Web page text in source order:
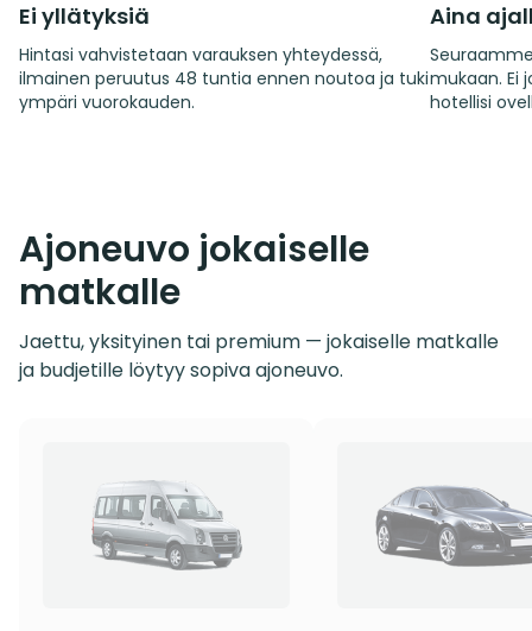
Ei yllätyksiä
Hintasi vahvistetaan varauksen yhteydessä,
ilmainen peruutus 48 tuntia ennen noutoa ja tuki
ympäri vuorokauden.
Aina
mukaan. Ei
hotellisi
Ajoneuvo jokaiselle
matkalle
Jaettu, yksityinen tai premium — jokaiselle matkalle
ja budjetille löytyy sopiva ajoneuvo.